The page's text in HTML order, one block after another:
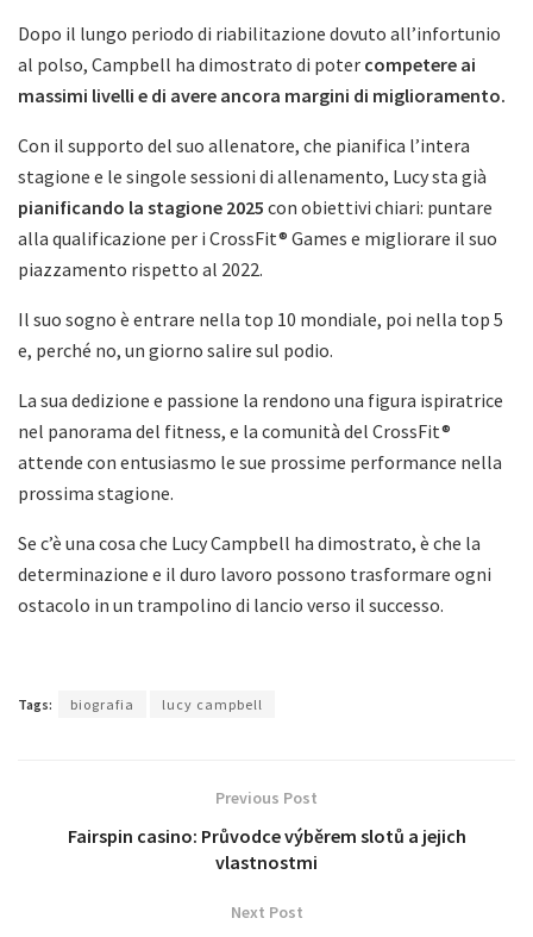
Dopo il lungo periodo di riabilitazione dovuto all’infortunio
al polso, Campbell ha dimostrato di poter competere ai
massimi livelli e di avere ancora margini di miglioramento.
Con il supporto del suo allenatore, che pianifica l’intera
stagione e le singole sessioni di allenamento, Lucy sta già
pianificando la stagione 2025 con obiettivi chiari: puntare
alla qualificazione per i CrossFit® Games e migliorare il suo
piazzamento rispetto al 2022.
Il suo sogno è entrare nella top 10 mondiale, poi nella top 5
e, perché no, un giorno salire sul podio.
La sua dedizione e passione la rendono una figura ispiratrice
nel panorama del fitness, e la comunità del CrossFit®
attende con entusiasmo le sue prossime performance nella
prossima stagione.
Se c’è una cosa che Lucy Campbell ha dimostrato, è che la
determinazione e il duro lavoro possono trasformare ogni
ostacolo in un trampolino di lancio verso il successo.
Tags: biografia lucy campbell
Previous Post
Fairspin casino: Průvodce výběrem slotů a jejich
vlastnostmi
Next Post